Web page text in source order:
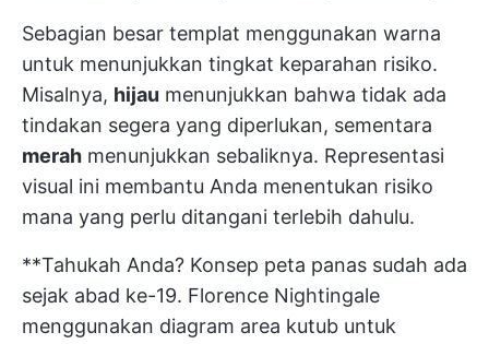
Sebagian besar templat menggunakan warna
untuk menunjukkan tingkat keparahan risiko.
Misalnya, hijau menunjukkan bahwa tidak ada
tindakan segera yang diperlukan, sementara
merah menunjukkan sebaliknya. Representasi
visual ini membantu Anda menentukan risiko
mana yang perlu ditangani terlebih dahulu.
**Tahukah Anda? Konsep peta panas sudah ada
sejak abad ke-19. Florence Nightingale
menggunakan diagram area kutub untuk